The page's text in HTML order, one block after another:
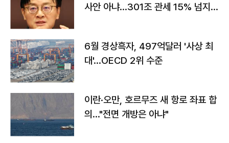
사안 아냐…301조 관세 15% 넘지
6월 경상흑자, 497억달러 '사상 최
대'…OECD 2위 수준
이란·오만, 호르무즈 새 항로 좌표 합
의…"전면 개방은 아냐"